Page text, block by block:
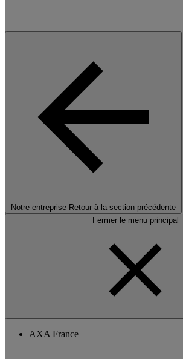
Notre entreprise Retour à la section précédente
Fermer le menu principal
AXA France